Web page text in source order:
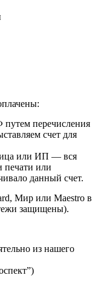
перечисления
счет для
или ИП — вся
печати или
данный счет.
Мир или Maestro в
защищены).
из нашего